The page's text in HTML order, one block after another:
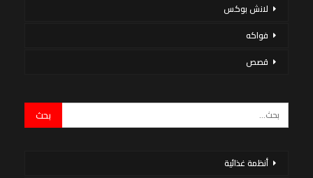
لانش بوكس
فواكه
قصص
أنظمة غذائية